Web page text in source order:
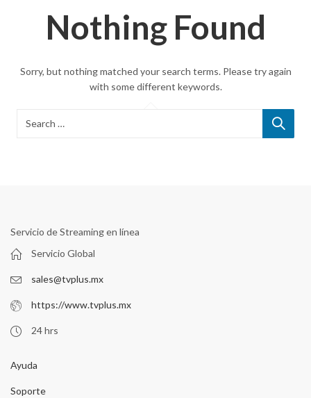
Nothing Found
Sorry, but nothing matched your search terms. Please try again
with some different keywords.
Servicio de Streaming en línea
Servicio Global
sales@tvplus.mx
https://www.tvplus.mx
24 hrs
Ayuda
Soporte